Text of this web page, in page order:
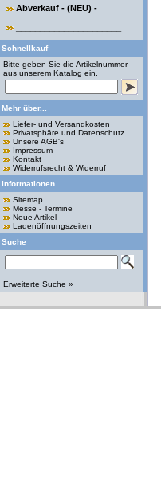
Abverkauf - (NEU) -
Schnellkauf
Bitte geben Sie die Artikelnummer
aus unserem Katalog ein.
Mehr über...
Liefer- und Versandkosten
Privatsphäre und Datenschutz
Unsere AGB's
Impressum
Kontakt
Widerrufsrecht & Widerruf
Informationen
Sitemap
Messe - Termine
Neue Artikel
Ladenöffnungszeiten
Suche
Erweiterte Suche »